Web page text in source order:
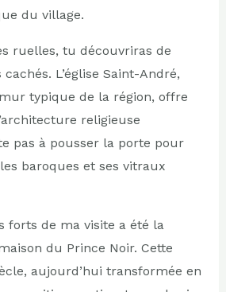
du village.
ruelles, tu découvriras de
L’église Saint-André,
typique de la région, offre
religieuse
pas à pousser la porte pour
baroques et ses vitraux
forts de ma visite a été la
du Prince Noir. Cette
aujourd’hui transformée en